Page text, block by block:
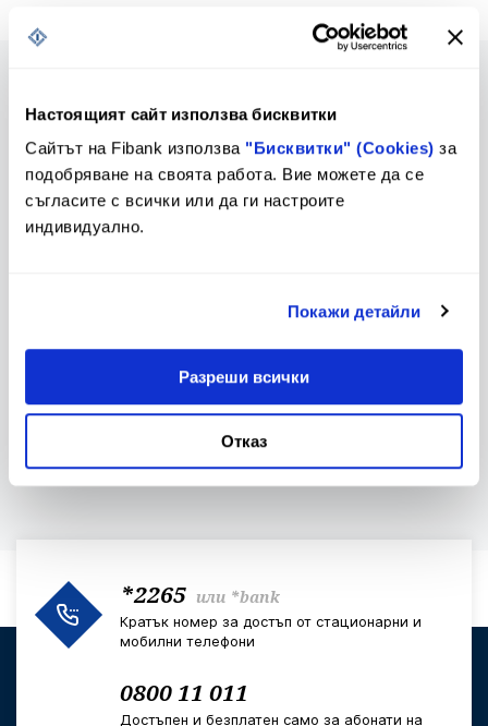
Настоящият сайт използва бисквитки
Сайтът на Fibank използва "Бисквитки" (Cookies) за
подобряване на своята работа. Вие можете да се
съгласите с всички или да ги настроите
индивидуално.
Покажи детайли
Разреши всички
Отказ
Предстоящи промени в
Тарифа и Общи условия
Тарифа
Клуб на инвеститорите За еврото
*2265 или *bank
Кратък номер за достъп от стационарни и
мобилни телефони
0800 11 011
Достъпен и безплатен само за абонати на